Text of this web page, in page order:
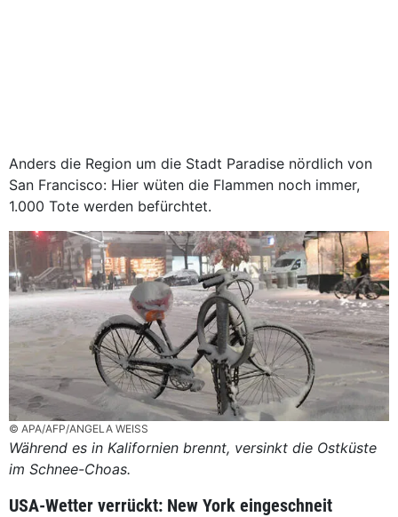
Anders die Region um die Stadt Paradise nördlich von
San Francisco: Hier wüten die Flammen noch immer,
1.000 Tote werden befürchtet.
© APA/AFP/ANGELA WEISS
Während es in Kalifornien brennt, versinkt die Ostküste
im Schnee-Choas.
USA-Wetter verrückt: New York eingeschneit